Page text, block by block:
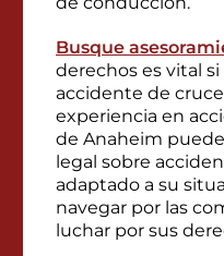
Busque
derechos es vital
accidente de
experiencia en
de Anaheim
legal sobre
adaptado a su
navegar por las
luchar por sus